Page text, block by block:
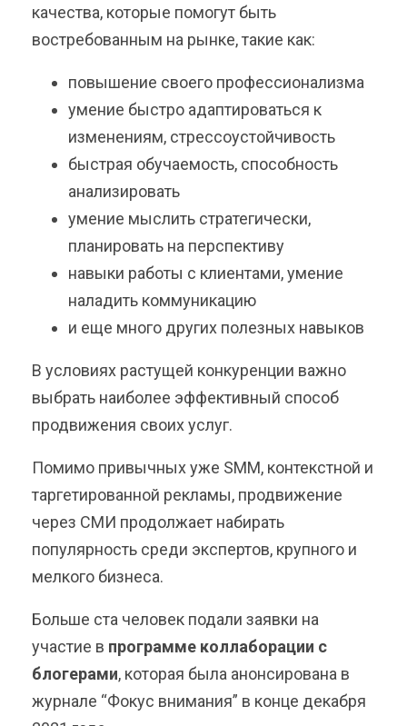
качества, которые помогут быть
востребованным на рынке, такие как:
повышение своего профессионализма
умение быстро адаптироваться к
изменениям, стрессоустойчивость
быстрая обучаемость, способность
анализировать
умение мыслить стратегически,
планировать на перспективу
навыки работы с клиентами, умение
наладить коммуникацию
и еще много других полезных навыков
В условиях растущей конкуренции важно
выбрать наиболее эффективный способ
продвижения своих услуг.
Помимо привычных уже SMM, контекстной и
таргетированной рекламы, продвижение
через СМИ продолжает набирать
популярность среди экспертов, крупного и
мелкого бизнеса.
Больше ста человек подали заявки на
участие в программе коллаборации с
блогерами, которая была анонсирована в
журнале “Фокус внимания” в конце декабря